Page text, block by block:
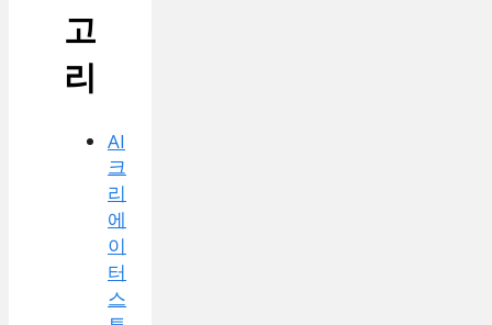
고
리
AI
크
리
에
이
터
스